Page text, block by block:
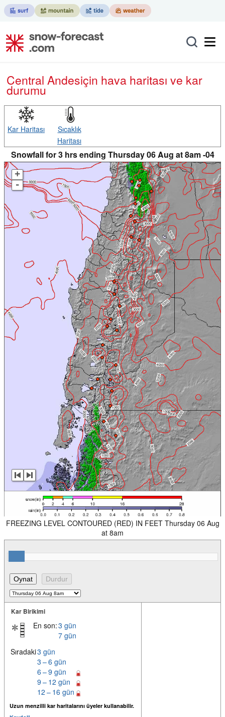
Central Andesiçin hava haritası ve kar
durumu
Kar Haritası
Sıcaklık
Haritası
Snowfall for 3 hrs ending Thursday 06 Aug at 8am -04
+
-
FREEZING LEVEL CONTOURED (RED) IN FEET Thursday 06 Aug
at 8am
Kar Birikimi
En son:3 gün
7 gün
Sıradaki3 gün
3 – 6 gün
6 – 9 gün
9 – 12 gün
12 – 16 gün
Uzun menzilli kar haritalarını üyeler kullanabilir.